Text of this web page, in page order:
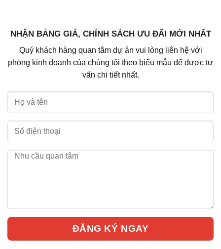
NHẬN BẢNG GIÁ, CHÍNH SÁCH ƯU ĐÃI MỚI NHẤT
Quý khách hàng quan tâm dự án vui lòng liên hệ với
phòng kinh doanh của chúng tôi theo biểu mẫu để được tư
vấn chi tiết nhất.